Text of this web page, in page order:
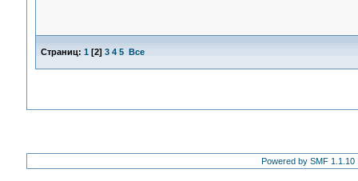
Страниц: 1 [2] 3 4 5 Все
Powered by SMF 1.1.10